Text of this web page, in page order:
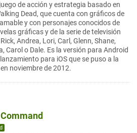
de acción y estrategia basado en
Dead, que cuenta con gráficos de
y con personajes conocidos de
gráficas y de la serie de televisión
Andrea, Lori, Carl, Glenn, Shane,
Carol o Dale. Es la versión para Android
para iOS que se puso a la
noviembre de 2012.